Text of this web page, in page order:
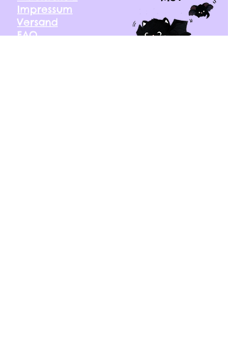
Impressum
Versand
FAQ